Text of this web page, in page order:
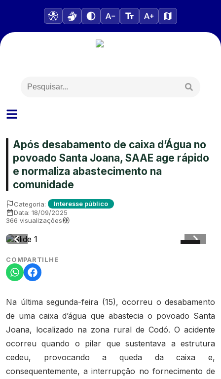
Após desabamento de caixa d’Água no
povoado Santa Joana, SAAE age rápido
e normaliza abastecimento na
comunidade
Categoria: Interesse público
Data: 18/09/2025
366 visualizações
COMPARTILHE
Na última segunda-feira (15), ocorreu o desabamento
de uma caixa d’água que abastecia o povoado Santa
Joana, localizado na zona rural de Codó. O acidente
ocorreu quando o pilar que sustentava a estrutura
cedeu, provocando a queda da caixa e,
consequentemente, a interrupção no fornecimento de